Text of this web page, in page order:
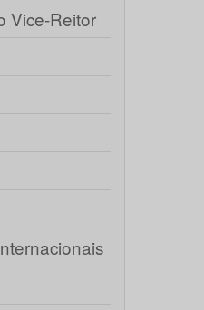
Vice-Reitor